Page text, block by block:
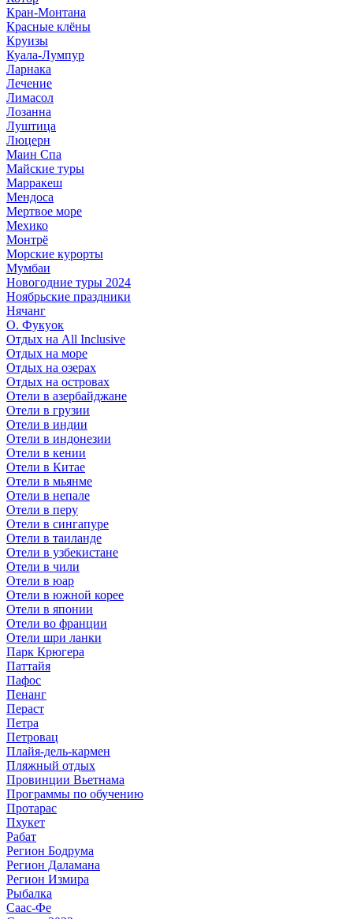
Кран-Монтана
Красные клёны
Круизы
Куала-Лумпур
Ларнака
Лечение
Лимасол
Лозанна
Луштица
Люцерн
Маин Спа
Майские туры
Марракеш
Мендоса
Мертвое море
Мехико
Монтрё
Морские курорты
Мумбаи
Новогодние туры 2024
Ноябрьские праздники
Нячанг
О. Фукуок
Отдых на All Inclusive
Отдых на море
Отдых на озерах
Отдых на островах
Отели в азербайджане
Отели в грузии
Отели в индии
Отели в индонезии
Отели в кении
Отели в Китае
Отели в мьянме
Отели в непале
Отели в перу
Отели в сингапуре
Отели в таиланде
Отели в узбекистане
Отели в чили
Отели в юар
Отели в южной корее
Отели в японии
Отели во франции
Отели шри ланки
Парк Крюгера
Паттайя
Пафос
Пенанг
Пераст
Петра
Петровац
Плайя-дель-кармен
Пляжный отдых
Провинции Вьетнама
Программы по обучению
Протарас
Пхукет
Рабат
Регион Бодрума
Регион Даламана
Регион Измира
Рыбалка
Саас-Фе